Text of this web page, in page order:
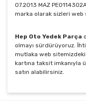
07.2013 MAZ
marka olarak sizleri web
Hep Oto Yedek Parça
olmayı sürdürüyoruz.
mutlaka web
kartına taksit imkanıyla
satın alabilirsiniz.